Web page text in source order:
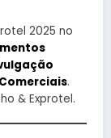
2025 no
.
& Exprotel.